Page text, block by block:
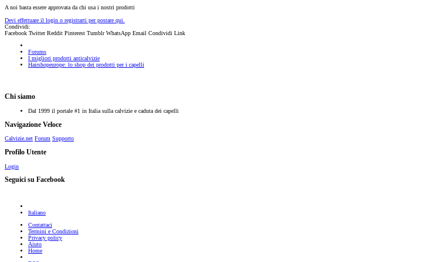
A noi basta essere approvata da chi usa i nostri prodotti
Devi effettuare il login o registrarti per postare qui.
Condividi:
Facebook Twitter Reddit Pinterest Tumblr WhatsApp Email Condividi Link
Forums
I migliori prodotti anticalvizie
Hairshopeurope: lo shop dei prodotti per i capelli
Chi siamo
Dal 1999 il portale #1 in Italia sulla calvizie e caduta dei capelli
Navigazione Veloce
Calvizie.net Forum Supporto
Profilo Utente
Login
Seguici su Facebook
Italiano
Contattaci
Termini e Condizioni
Privacy policy
Aiuto
Home